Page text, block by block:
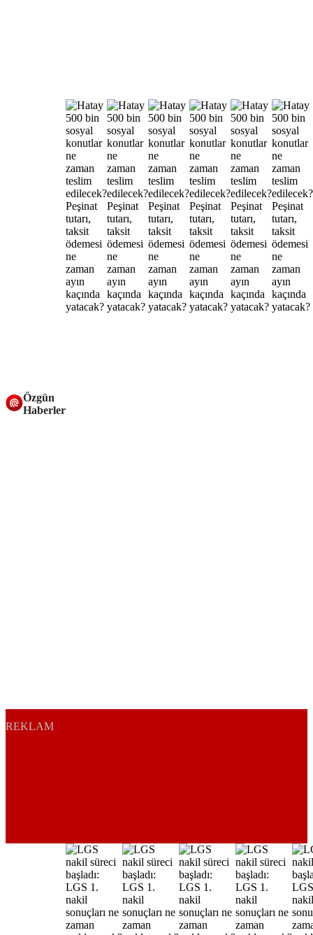
Özgün
Haberler
REKLAM